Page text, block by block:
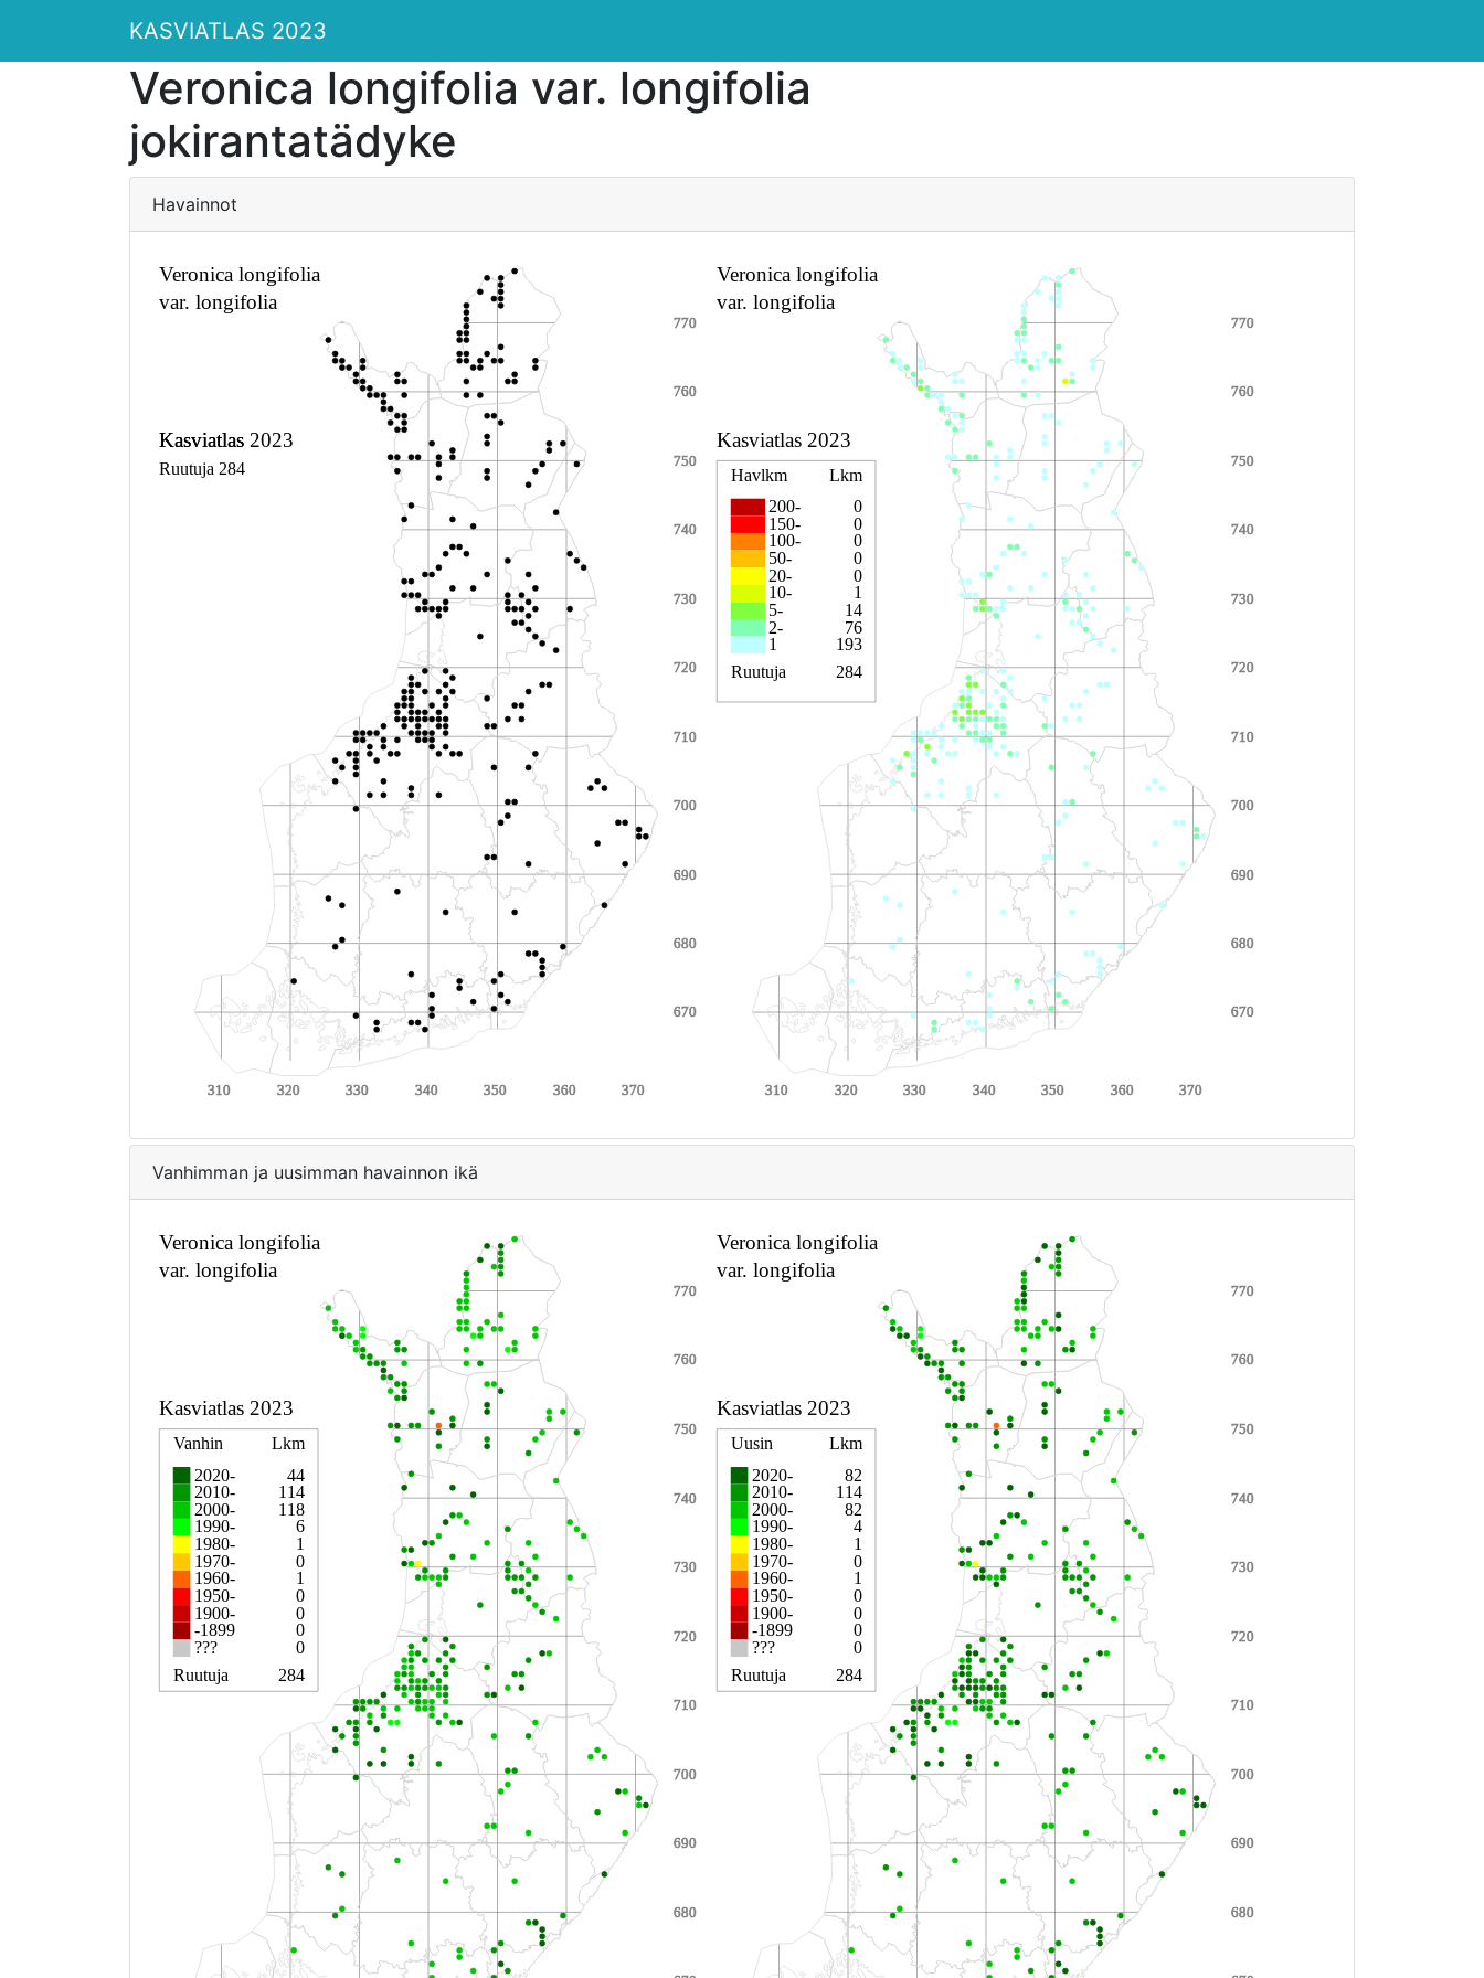
KASVIATLAS 2023
Veronica longifolia var. longifolia
jokirantatädyke
Havainnot
Vanhimman ja uusimman havainnon ikä